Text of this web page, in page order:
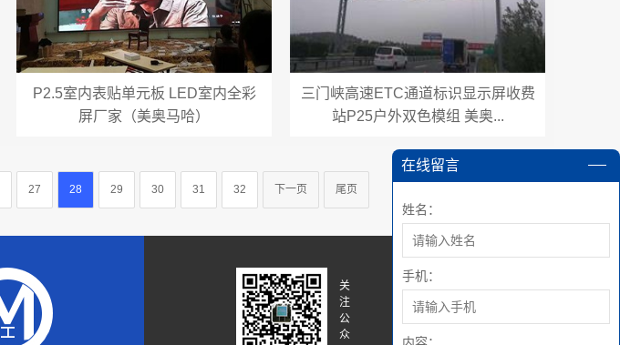
P2.5室内表贴单元板 LED室内全彩
屏厂家（美奥马哈）
三门峡高速ETC通道标识显示屏收费
站P25户外双色模组 美奥...
27 28 29 30 31 32 下一页 尾页
在线留言
姓名：
手机：
关
注
公
众